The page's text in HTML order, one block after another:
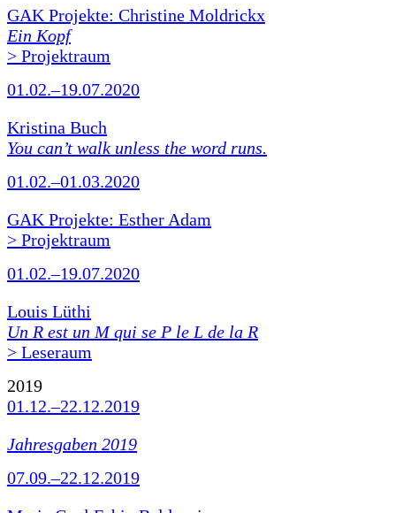
GAK Projekte: Christine Moldrickx
Ein Kopf
> Projektraum
01.02.–19.07.2020
Kristina Buch
You can’t walk unless the word runs.
01.02.–01.03.2020
GAK Projekte: Esther Adam
> Projektraum
01.02.–19.07.2020
Louis Lüthi
Un R est un M qui se P le L de la R
> Leseraum
2019
01.12.–22.12.2019
Jahresgaben 2019
07.09.–22.12.2019